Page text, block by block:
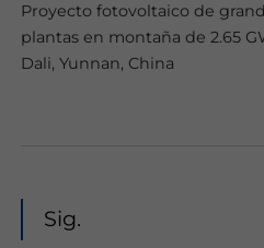
Proyecto fotovoltaico de
plantas en montaña de 2.65
Dali, Yunnan, China
Sig.